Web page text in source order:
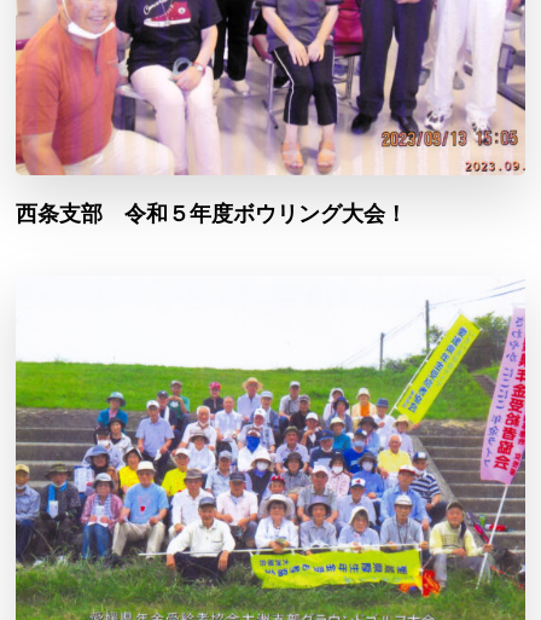
西条支部 令和５年度ボウリング大会！